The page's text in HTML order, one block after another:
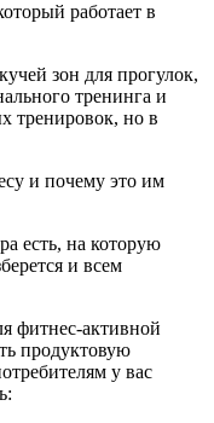
работает в
зон для прогулок,
тренинга и
тренировок, но в
есть, на которую
и всем
фитнес-активной
продуктовую
у вас